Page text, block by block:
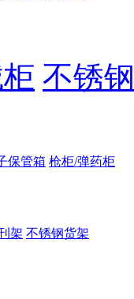
不锈
保管箱 枪柜/弹药柜
架 不锈钢货架